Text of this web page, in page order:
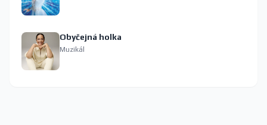
Obyčejná holka
Muzikál